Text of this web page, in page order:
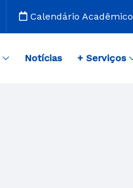
Calendário Acadêmico
Notícias + Serviços